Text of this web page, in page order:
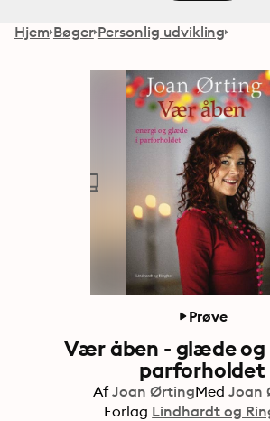
Hjem Bøger Personlig udvikling
Prøve
Vær åben - glæde og
parforholdet
Af Joan ØrtingMed Joan
Forlag Lindhardt og